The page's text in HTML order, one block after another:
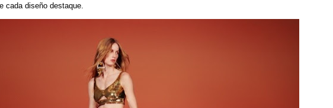
cada diseño destaque.